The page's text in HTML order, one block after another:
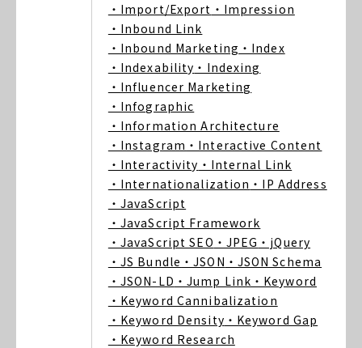
・Import/Export ・Impression
・Inbound Link
・Inbound Marketing ・Index
・Indexability ・Indexing
・Influencer Marketing
・Infographic
・Information Architecture
・Instagram ・Interactive Content
・Interactivity ・Internal Link
・Internationalization ・IP Address
・JavaScript
・JavaScript Framework
・JavaScript SEO ・JPEG ・jQuery
・JS Bundle ・JSON ・JSON Schema
・JSON-LD ・Jump Link ・Keyword
・Keyword Cannibalization
・Keyword Density ・Keyword Gap
・Keyword Research